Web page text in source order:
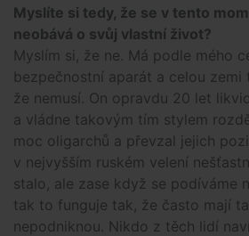
Myslíte si tedy, že se v tento
neobává o svůj vlastní život?
Myslím si, že ne. Má podle mého
bezpečnostní aparát a celou
že nemusí. On opravdu 20 let
a vládne takovým tím stylem
moc oligarchů a převzal jejich
v nejvyšším ruském velení
stalo, ale zase když se podíváme
tak to funguje tak, že často mají
nepodniknou. Nikdo z těch lidí